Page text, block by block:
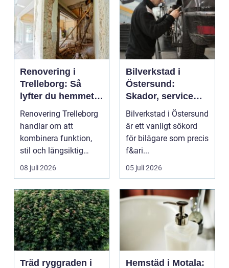
Renovering i
Trelleborg: Så
lyfter du hemmet
på ett smart sätt
Renovering Trelleborg
handlar om att
kombinera funktion,
stil och långsiktig
ekonomi i samma p...
08 juli 2026
Bilverkstad i
Östersund:
Skador, service
och smarta val för
din bil
Bilverkstad i Östersund
är ett vanligt sökord
för bilägare som precis
f&ari...
05 juli 2026
Träd ryggraden i
Hemstäd i Motala: